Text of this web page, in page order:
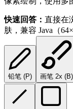
快速回答： 直接在
肤，兼容 Java（
铅笔 (P) 画笔 2x (B)